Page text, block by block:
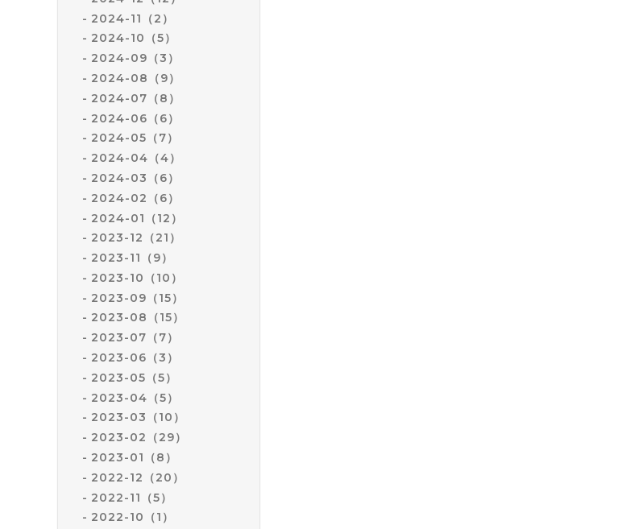
2024-11（2）
2024-10（5）
2024-09（3）
2024-08（9）
2024-07（8）
2024-06（6）
2024-05（7）
2024-04（4）
2024-03（6）
2024-02（6）
2024-01（12）
2023-12（21）
2023-11（9）
2023-10（10）
2023-09（15）
2023-08（15）
2023-07（7）
2023-06（3）
2023-05（5）
2023-04（5）
2023-03（10）
2023-02（29）
2023-01（8）
2022-12（20）
2022-11（5）
2022-10（1）